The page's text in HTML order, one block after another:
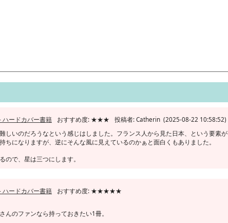
- ハードカバー書籍 おすすめ度: ★★★
投稿者: Catherin (2025-08-22 10:58:52)
しいのだろうなという感じはしました。フランス人から見た日本、という要素が
になりますが、逆にそんな風に見えているのかぁと面白くもありました。
で、星は三つにします。
- ハードカバー書籍
おすすめ度: ★★★★★
んのファンなら持っておきたい1冊。